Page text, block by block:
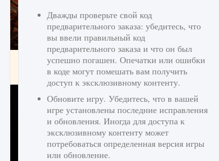
Как найти Гробницу Изгоев в Diablo 4
9 августа 2024 1 337 0 0
Дважды проверьте свой код
предварительного заказа: убедитесь, что
вы ввели правильный код
предварительного заказа и что он был
успешно погашен. Опечатки или ошибки
в коде могут помешать вам получить
доступ к эксклюзивному контенту.
Обновите игру. Убедитесь, что в вашей
игре установлены последние исправления
и обновления. Иногда для доступа к
эксклюзивному контенту может
потребоваться определенная версия игры
или обновление.